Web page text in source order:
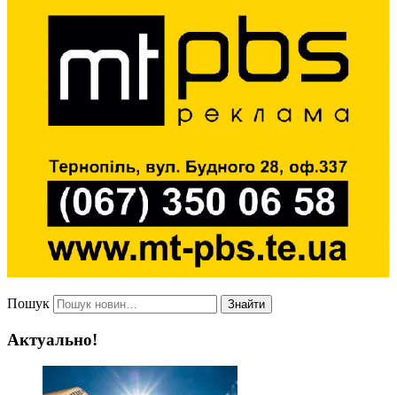
Пошук Знайти
Актуально!